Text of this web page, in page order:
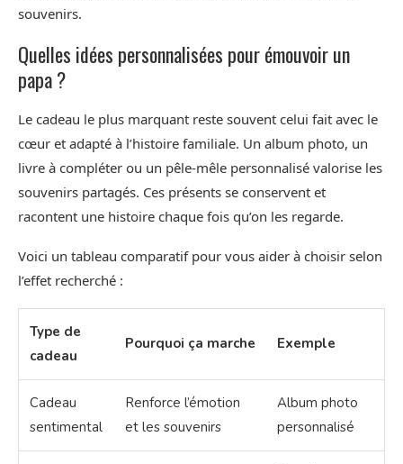
souvenirs.
Quelles idées personnalisées pour émouvoir un
papa ?
Le cadeau le plus marquant reste souvent celui fait avec le
cœur et adapté à l’histoire familiale. Un album photo, un
livre à compléter ou un pêle-mêle personnalisé valorise les
souvenirs partagés. Ces présents se conservent et
racontent une histoire chaque fois qu’on les regarde.
Voici un tableau comparatif pour vous aider à choisir selon
l’effet recherché :
Type de
cadeau
Pourquoi ça marche Exemple
Cadeau
sentimental
Renforce l’émotion
et les souvenirs
Album photo
personnalisé